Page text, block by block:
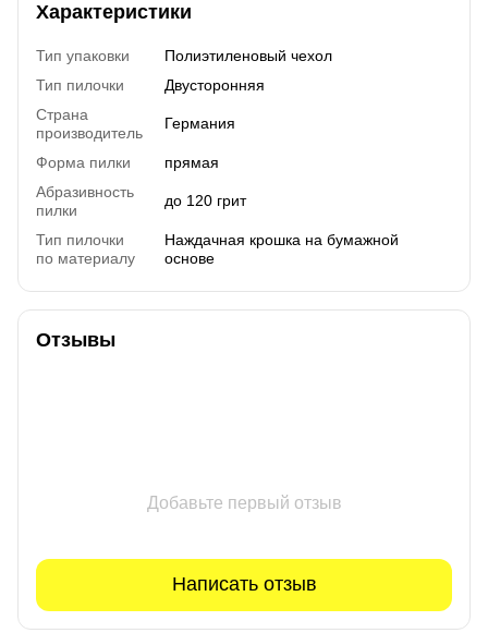
Характеристики
Тип упаковки
Полиэтиленовый чехол
Тип пилочки
Двусторонняя
Страна
производитель
Германия
Форма пилки
прямая
Абразивность
пилки
до 120 грит
Тип пилочки
по материалу
Наждачная крошка на бумажной
основе
Отзывы
Добавьте первый отзыв
Написать отзыв